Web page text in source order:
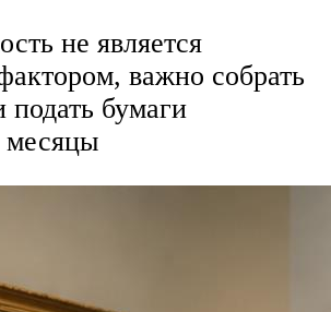
не является
важно собрать
бумаги
месяцы